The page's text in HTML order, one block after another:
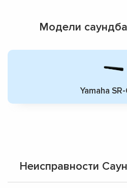
Модели
Yamaha
Неисправности